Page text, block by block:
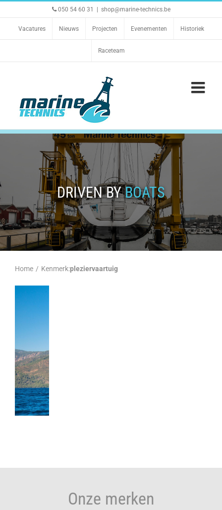
050 54 60 31 shop@marine-technics.be
Vacatures Nieuws Projecten Evenementen Historiek
Raceteam
DRIVEN BYBOATS
Home / Kenmerk:pleziervaartuig
Onze merken